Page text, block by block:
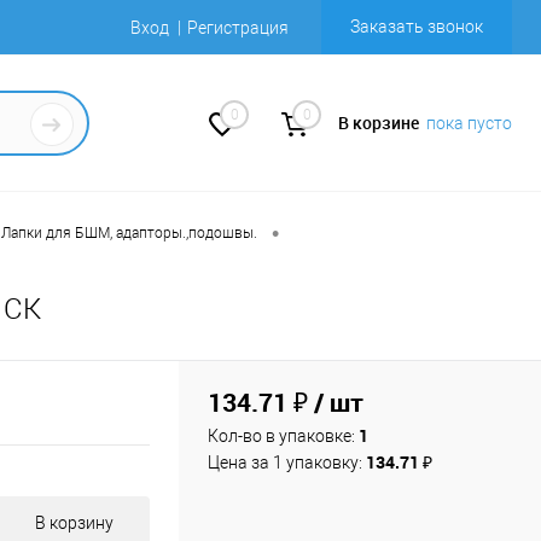
Вход Регистрация Заказать звонок
0 0 В корзине пока пусто
Лапки для БШМ, адапторы.,подошвы. •
СК
В корзину
134.71 ₽/ шт
Кол-во в упаковке: 1
Цена за 1 упаковку: 134.71 ₽